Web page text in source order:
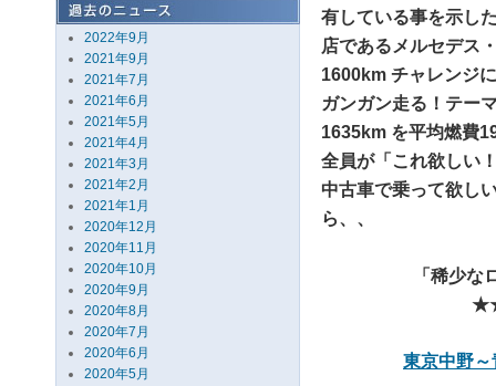
2022年9月
2021年9月
2021年7月
2021年6月
2021年5月
2021年4月
2021年3月
2021年2月
2021年1月
2020年12月
2020年11月
2020年10月
2020年9月
2020年8月
2020年7月
2020年6月
2020年5月
有している事を示し
店であるメルセデス
1600km チャレンジ
ガンガン走る！テー
1635km を平均燃費
全員が「これ欲しい
中古車で乗って欲し
ら、、
「稀少な
東京中野～